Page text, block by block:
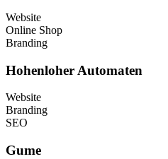
Website
Online Shop
Branding
Hohenloher Automaten
Website
Branding
SEO
Gume